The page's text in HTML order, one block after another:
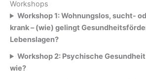
Workshops
Workshop 1: Wohnungslos, sucht-
krank – (wie) gelingt
Lebenslagen?
Workshop 2: Psychische
wie?